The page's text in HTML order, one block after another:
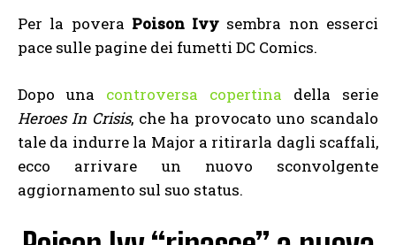
Per la povera Poison Ivy sembra non esserci
pace sulle pagine dei fumetti DC Comics.
Dopo una controversa copertina della serie
Heroes In Crisis, che ha provocato uno scandalo
tale da indurre la Major a ritirarla dagli scaffali,
ecco arrivare un nuovo sconvolgente
aggiornamento sul suo status.